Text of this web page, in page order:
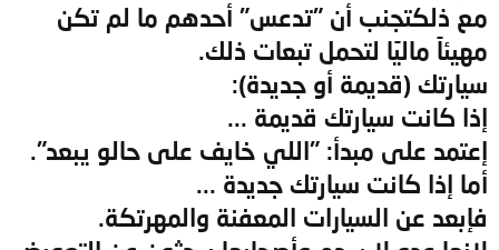
مع ذلكتجنب أن "تدعس" أحدهم ما لم تكن
مهيئاً ماليًا لتحمل تبعات ذلك.
سيارتك (قديمة أو جديدة):
إذا كانت سيارتك قديمة ...
إعتمد على مبدأ: "اللي خايف على حالو يبعد".
أما إذا كانت سيارتك جديدة ...
فإبعد عن السيارات المعفنة والمهرتكة.